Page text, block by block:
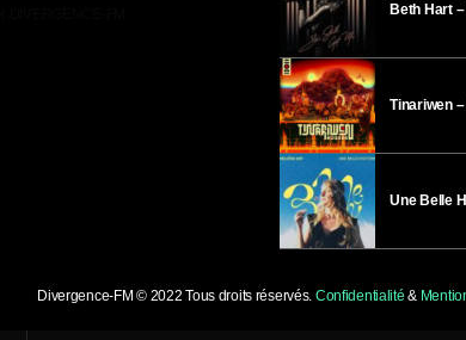
Beth Hart
Tinariwen –
Une Belle
Divergence-FM © 2022 Tous droits réservés. Confidentialité &